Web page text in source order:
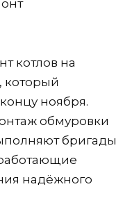
котлов на
который
ноября.
обмуровки
бригады
надёжного